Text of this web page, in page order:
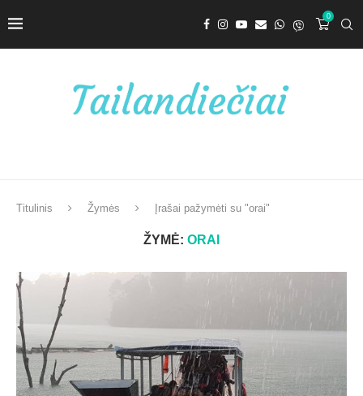
0
Titulinis Žymės Įrašai pažymėti su "orai"
ŽYMĖ: ORAI